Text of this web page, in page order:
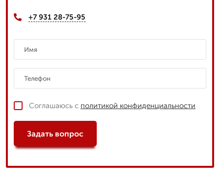
+7 931 28-75-95
Соглашаюсь с политикой конфиденциальности
Задать вопрос